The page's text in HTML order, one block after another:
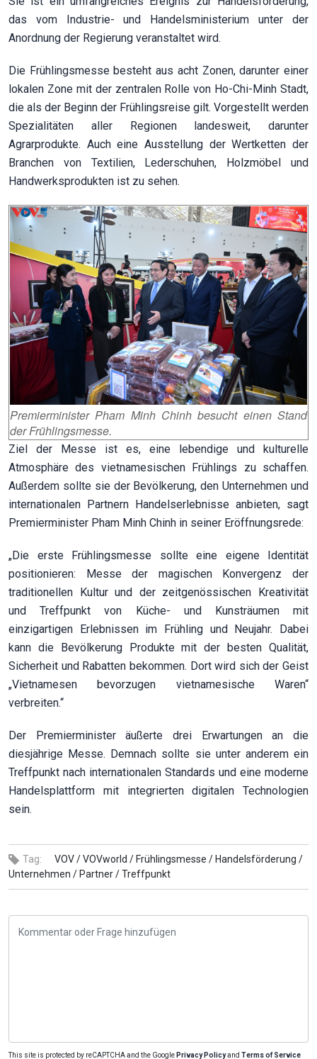
das vom Industrie- und Handelsministerium unter der
Anordnung der Regierung veranstaltet wird.
Die Frühlingsmesse besteht aus acht Zonen, darunter einer
lokalen Zone mit der zentralen Rolle von Ho-Chi-Minh Stadt,
die als der Beginn der Frühlingsreise gilt. Vorgestellt werden
Spezialitäten aller Regionen landesweit, darunter
Agrarprodukte. Auch eine Ausstellung der Wertketten der
Branchen von Textilien, Lederschuhen, Holzmöbel und
Handwerksprodukten ist zu sehen.
Premierminister Pham Minh Chinh besucht einen Stand
der Frühlingsmesse.
Ziel der Messe ist es, eine lebendige und kulturelle
Atmosphäre des vietnamesischen Frühlings zu schaffen.
Außerdem sollte sie der Bevölkerung, den Unternehmen und
internationalen Partnern Handelserlebnisse anbieten, sagt
Premierminister Pham Minh Chinh in seiner Eröffnungsrede:
„Die erste Frühlingsmesse sollte eine eigene Identität
positionieren: Messe der magischen Konvergenz der
traditionellen Kultur und der zeitgenössischen Kreativität
und Treffpunkt von Küche- und Kunsträumen mit
einzigartigen Erlebnissen im Frühling und Neujahr. Dabei
kann die Bevölkerung Produkte mit der besten Qualität,
Sicherheit und Rabatten bekommen. Dort wird sich der Geist
„Vietnamesen bevorzugen vietnamesische Waren“
verbreiten.“
Der Premierminister äußerte drei Erwartungen an die
diesjährige Messe. Demnach sollte sie unter anderem ein
Treffpunkt nach internationalen Standards und eine moderne
Handelsplattform mit integrierten digitalen Technologien
sein.
Tag: VOV /VOVworld / Frühlingsmesse / Handelsförderung /
Unternehmen / Partner /Treffpunkt
This site is protected by reCAPTCHA and the Google Privacy Policyand Terms of Service